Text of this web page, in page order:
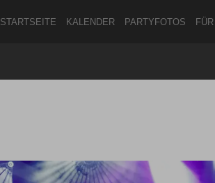
STARTSEITE KALENDER PARTYFOTOS